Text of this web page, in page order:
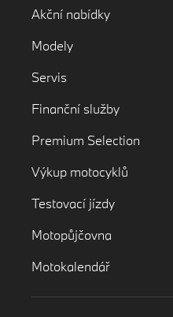
Akční nabídky
Modely
Servis
Finanční služby
Premium Selection
Výkup motocyklů
Testovací jízdy
Motopůjčovna
Motokalendář